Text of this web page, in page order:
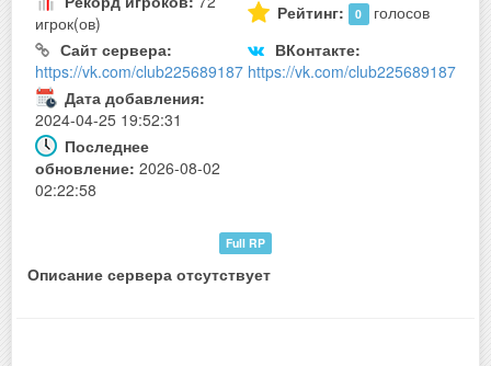
игрок(ов)
Рейтинг: 0 голосов
Сайт сервера:
https://vk.com/club225689187
ВКонтакте:
https://vk.com/club225689187
Дата добавления:
2024-04-25 19:52:31
Последнее
обновление: 2026-08-02
02:22:58
Full RP
Описание сервера отсутствует